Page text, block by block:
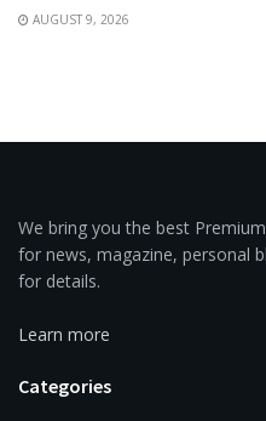
AUGUST 9, 2026
We bring you the best
for news, magazine, personal
for details.
Learn more
Categories